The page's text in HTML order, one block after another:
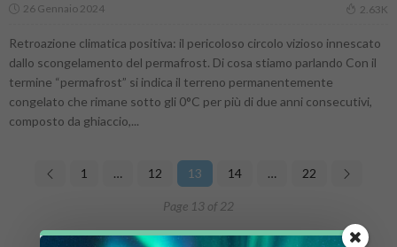
26 Gennaio 2024 2.63K
Retroazione climatica positiva: il pericoloso circolo vizioso innescato
dallo scongelamento del permafrost. Di cosa stiamo parlando Con il
termine “permafrost” si indica il terreno permanentemente
congelato che rimane sotto gli 0°C per più di due anni consecutivi,
composto da ghiaccio,...
1 … 12 13 14 … 22
Page 13 of 22